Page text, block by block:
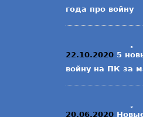
года про войну
22.10.2020 5
войну на ПК за
20.06.2020